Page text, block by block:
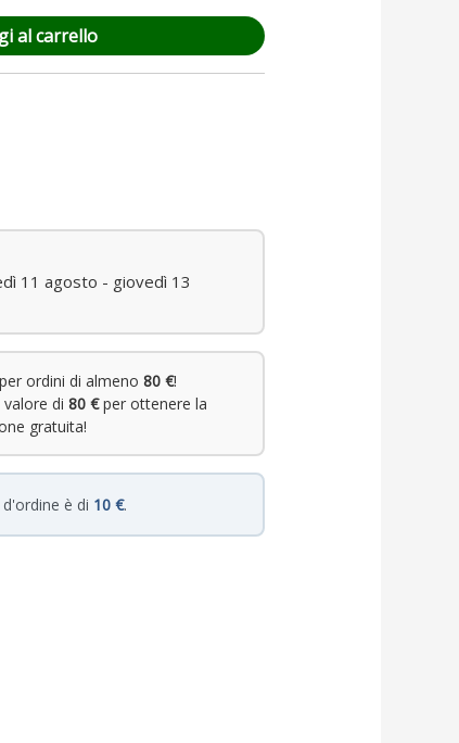
al carrello
11 agosto - giovedì 13
per ordini di almeno80 €!
di 80 €per ottenere la
gratuita!
è di 10 €.